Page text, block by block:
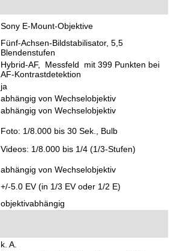
Sony E-Mount-Objektive
Fünf-Achsen-Bildstabilisator, 5,5
Blendenstufen
Hybrid-AF, Messfeld mit 399 Punkten bei
AF-Kontrastdetektion
ja
abhängig von Wechselobjektiv
abhängig von Wechselobjektiv
Foto: 1/8.000 bis 30 Sek., Bulb
Videos: 1/8.000 bis 1/4 (1/3-Stufen)
abhängig von Wechselobjektiv
+/-5.0 EV (in 1/3 EV oder 1/2 E)
objektivabhängig
k. A.